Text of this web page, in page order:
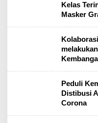
Kelas
Masker
Peduli
Distibusi
Corona